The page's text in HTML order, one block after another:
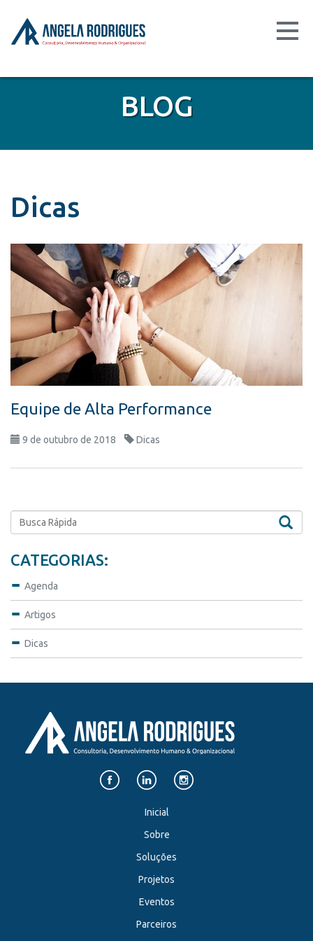
BLOG
Dicas
Equipe de Alta Performance
9 de outubro de 2018 Dicas
CATEGORIAS:
Agenda
Artigos
Dicas
Inicial
Sobre
Soluções
Projetos
Eventos
Parceiros